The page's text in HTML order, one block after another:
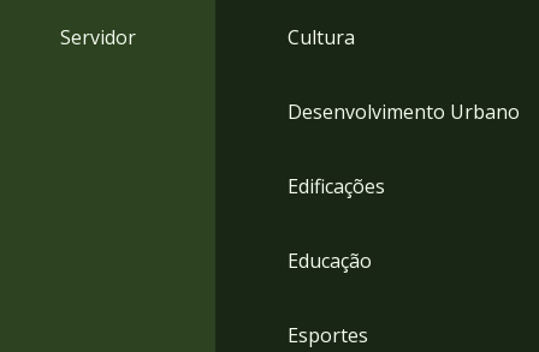
Servidor Cultura
Desenvolvimento Urbano
Edificações
Educação
Esportes